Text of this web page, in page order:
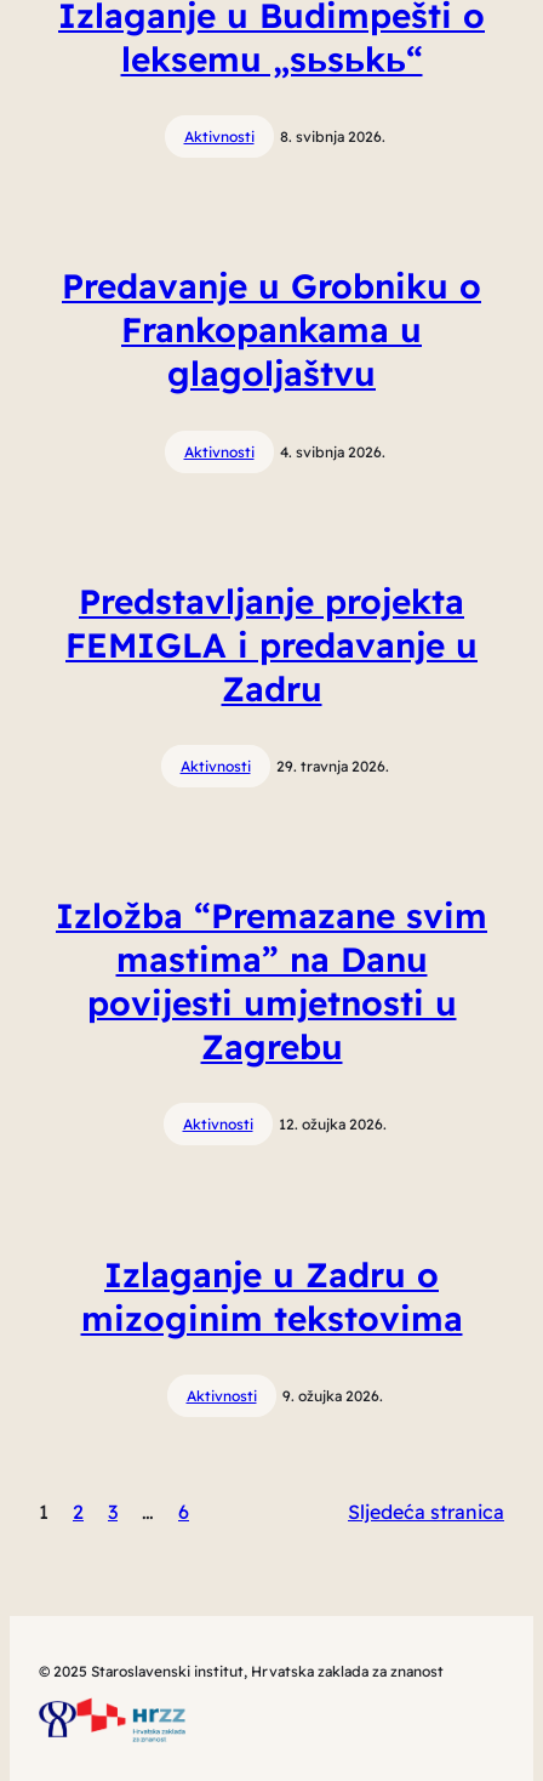
Izlaganje u Budimpešti o
leksemu „sьsьkь“
Aktivnosti 8. svibnja 2026.
Predavanje u Grobniku o
Frankopankama u
glagoljaštvu
Aktivnosti 4. svibnja 2026.
Predstavljanje projekta
FEMIGLA i predavanje u
Zadru
Aktivnosti 29. travnja 2026.
Izložba “Premazane svim
mastima” na Danu
povijesti umjetnosti u
Zagrebu
Aktivnosti 12. ožujka 2026.
Izlaganje u Zadru o
mizoginim tekstovima
Aktivnosti 9. ožujka 2026.
1 2 3 … 6 Sljedeća stranica
© 2025 Staroslavenski institut, Hrvatska zaklada za znanost